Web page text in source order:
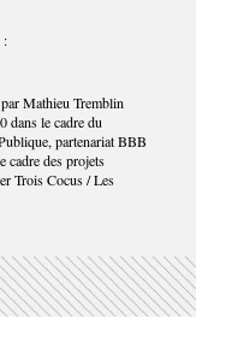
:
Mathieu Tremblin
dans le cadre du
partenariat BBB
cadre des projets
Trois Cocus / Les